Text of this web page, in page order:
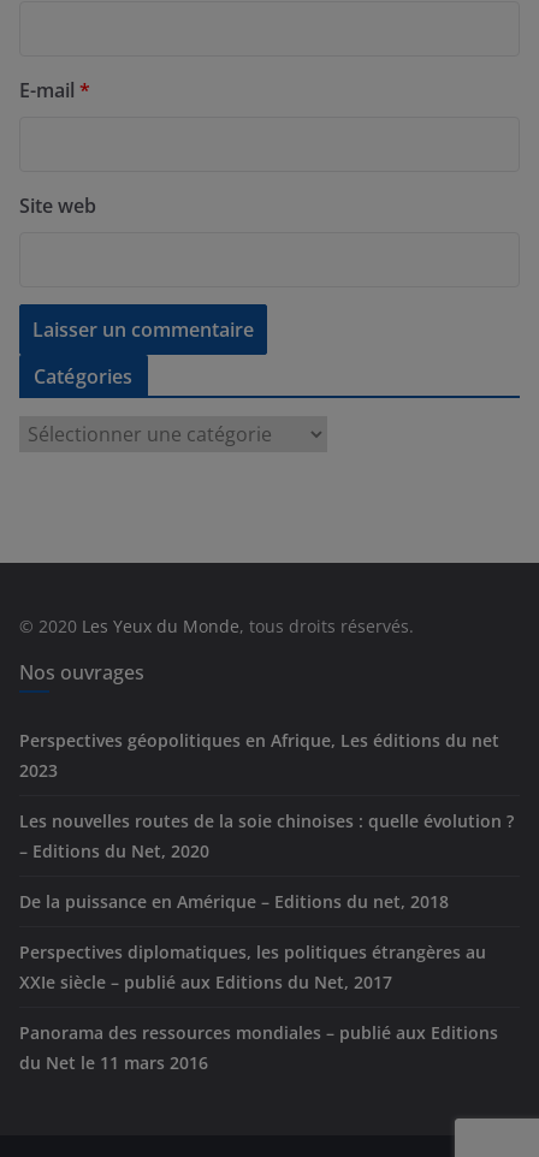
E-mail *
Site web
Catégories
e
s
© 2020 Les Yeux du Monde, tous droits réservés.
Nos ouvrages
Perspectives géopolitiques en Afrique, Les éditions du net
2023
Les nouvelles routes de la soie chinoises : quelle évolution ?
– Editions du Net, 2020
De la puissance en Amérique – Editions du net, 2018
Perspectives diplomatiques, les politiques étrangères au
XXIe siècle – publié aux Editions du Net, 2017
Panorama des ressources mondiales – publié aux Editions
du Net le 11 mars 2016